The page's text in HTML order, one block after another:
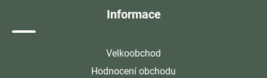
Informace
Velkoobchod
Hodnocení obchodu